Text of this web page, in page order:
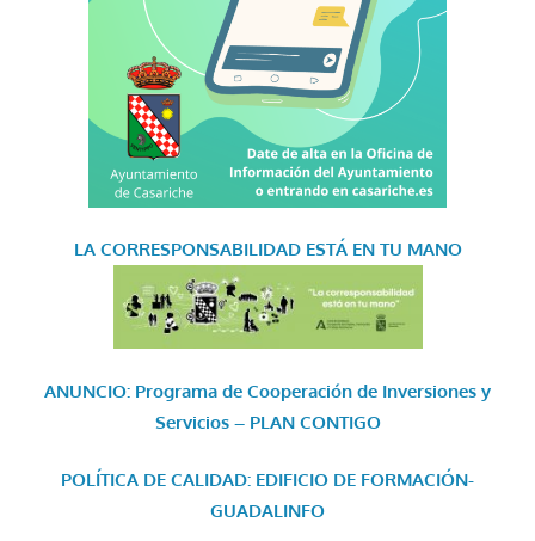
LA CORRESPONSABILIDAD ESTÁ EN TU MANO
ANUNCIO: Programa de Cooperación de Inversiones y
Servicios – PLAN CONTIGO
POLÍTICA DE CALIDAD: EDIFICIO DE FORMACIÓN-
GUADALINFO